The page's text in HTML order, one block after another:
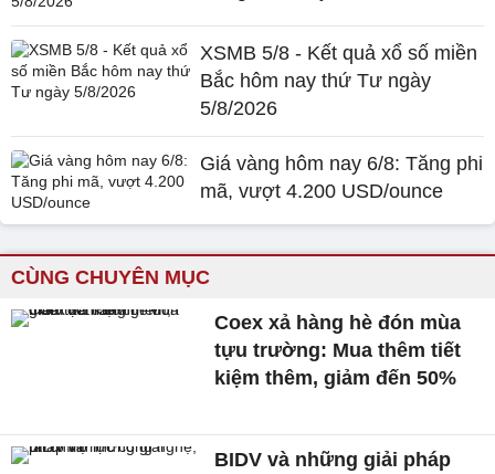
XSMB 5/8 - Kết quả xổ số miền
Bắc hôm nay thứ Tư ngày
5/8/2026
Giá vàng hôm nay 6/8: Tăng phi
mã, vượt 4.200 USD/ounce
CÙNG CHUYÊN MỤC
Coex xả hàng hè đón mùa
tựu trường: Mua thêm tiết
kiệm thêm, giảm đến 50%
BIDV và những giải pháp